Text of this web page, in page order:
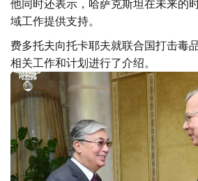
他同时还表示，哈萨克斯坦在未来的
域工作提供支持。
费多托夫向托卡耶夫就联合国打击毒
相关工作和计划进行了介绍。